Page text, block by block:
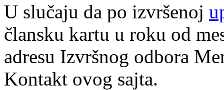
U slučaju da po izvršenoj
člansku kartu u roku od
adresu Izvršnog odbora
Kontakt ovog sajta.